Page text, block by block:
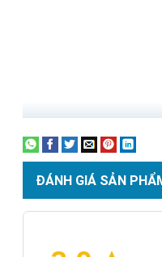
Đèn bàn chải năng
xuất. Hơn nữa nguồn
Đèn bàn chải
Điều khiển từ xa:Với
chỉ cần đứng 1 chỗ có
ĐÁNH GIÁ SẢN